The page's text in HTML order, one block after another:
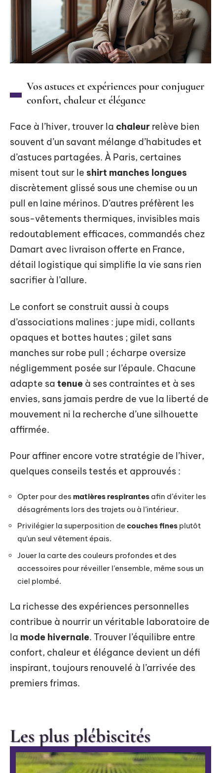
Vos astuces et expériences pour conjuguer
confort, chaleur et élégance
Face à l’hiver, trouver la chaleur relève bien
souvent d’un savant mélange d’habitudes et
d’astuces partagées. À Paris, certaines
misent tout sur le shirt manches longues
discrètement glissé sous une chemise ou un
pull en laine mérinos. D’autres préfèrent les
sous-vêtements thermiques, invisibles mais
redoutablement efficaces, commandés chez
Damart avec livraison offerte en France,
détail logistique qui simplifie la vie sans rien
sacrifier à l’allure.
Le confort se construit aussi à coups
d’associations malines : jupe midi, collants
opaques et bottes hautes ; gilet sans
manches sur robe pull ; écharpe oversize
négligemment posée sur l’épaule. Chacune
adapte sa tenue à ses contraintes et à ses
envies, sans jamais perdre de vue la liberté de
mouvement ni la recherche d’une silhouette
affirmée.
Pour affiner encore votre stratégie de l’hiver,
quelques conseils testés et approuvés :
Opter pour des matières respirantes afin d’éviter les
désagréments lors des trajets ou à l’intérieur.
Privilégier la superposition de couches fines plutôt
qu’un seul vêtement épais.
Jouer la carte des couleurs profondes et des
accessoires pour réveiller l’ensemble, même sous un
ciel plombé.
La richesse des expériences personnelles
contribue à nourrir un véritable laboratoire de
la mode hivernale. Trouver l’équilibre entre
confort, chaleur et élégance devient un défi
inspirant, toujours renouvelé à l’arrivée des
premiers frimas.
Les plus plébiscités